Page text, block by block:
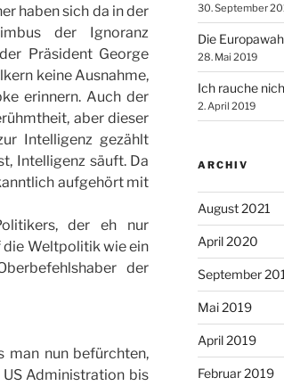
haben sich da in der
der Ignoranz
Präsident George
keine Ausnahme,
erinnern. Auch der
aber dieser
Intelligenz gezählt
Intelligenz säuft. Da
aufgehört mit
der eh nur
die Weltpolitik wie ein
der
man nun befürchten,
Administration bis
30. September
Die
28. Mai 2019
Ich rauche
2. April 2019
ARCHIV
August 2021
April 2020
September
Mai 2019
April 2019
Februar 2019